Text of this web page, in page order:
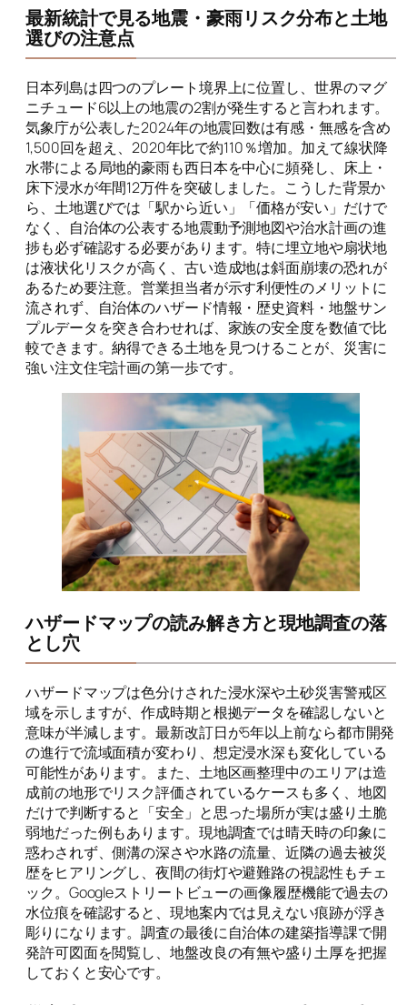
最新統計で見る地震・豪雨リスク分布と土地
選びの注意点
日本列島は四つのプレート境界上に位置し、世界のマグ
ニチュード6以上の地震の2割が発生すると言われます。
気象庁が公表した2024年の地震回数は有感・無感を含め
1,500回を超え、2020年比で約110％増加。加えて線状降
水帯による局地的豪雨も西日本を中心に頻発し、床上・
床下浸水が年間12万件を突破しました。こうした背景か
ら、土地選びでは「駅から近い」「価格が安い」だけで
なく、自治体の公表する地震動予測地図や治水計画の進
捗も必ず確認する必要があります。特に埋立地や扇状地
は液状化リスクが高く、古い造成地は斜面崩壊の恐れが
あるため要注意。営業担当者が示す利便性のメリットに
流されず、自治体のハザード情報・歴史資料・地盤サン
プルデータを突き合わせれば、家族の安全度を数値で比
較できます。納得できる土地を見つけることが、災害に
強い注文住宅計画の第一歩です。
ハザードマップの読み解き方と現地調査の落
とし穴
ハザードマップは色分けされた浸水深や土砂災害警戒区
域を示しますが、作成時期と根拠データを確認しないと
意味が半減します。最新改訂日が5年以上前なら都市開発
の進行で流域面積が変わり、想定浸水深も変化している
可能性があります。また、土地区画整理中のエリアは造
成前の地形でリスク評価されているケースも多く、地図
だけで判断すると「安全」と思った場所が実は盛り土脆
弱地だった例もあります。現地調査では晴天時の印象に
惑わされず、側溝の深さや水路の流量、近隣の過去被災
歴をヒアリングし、夜間の街灯や避難路の視認性もチェ
ック。Googleストリートビューの画像履歴機能で過去の
水位痕を確認すると、現地案内では見えない痕跡が浮き
彫りになります。調査の最後に自治体の建築指導課で開
発許可図面を閲覧し、地盤改良の有無や盛り土厚を把握
しておくと安心です。